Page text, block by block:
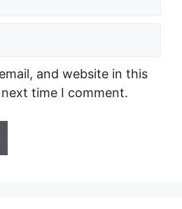
and website in this
time I comment.